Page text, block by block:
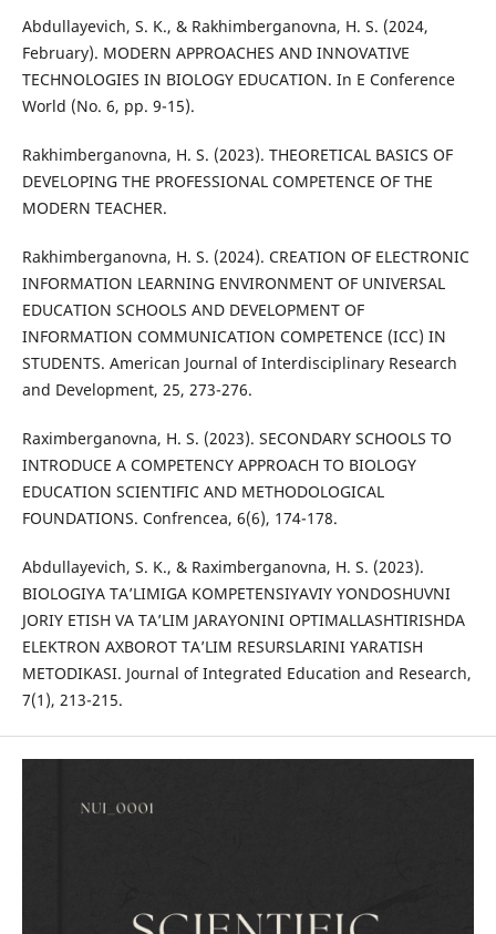
Abdullayevich, S. K., & Rakhimberganovna, H. S. (2024,
February). MODERN APPROACHES AND INNOVATIVE
TECHNOLOGIES IN BIOLOGY EDUCATION. In E Conference
World (No. 6, pp. 9-15).
Rakhimberganovna, H. S. (2023). THEORETICAL BASICS OF
DEVELOPING THE PROFESSIONAL COMPETENCE OF THE
MODERN TEACHER.
Rakhimberganovna, H. S. (2024). CREATION OF ELECTRONIC
INFORMATION LEARNING ENVIRONMENT OF UNIVERSAL
EDUCATION SCHOOLS AND DEVELOPMENT OF
INFORMATION COMMUNICATION COMPETENCE (ICC) IN
STUDENTS. American Journal of Interdisciplinary Research
and Development, 25, 273-276.
Raximberganovna, H. S. (2023). SECONDARY SCHOOLS TO
INTRODUCE A COMPETENCY APPROACH TO BIOLOGY
EDUCATION SCIENTIFIC AND METHODOLOGICAL
FOUNDATIONS. Confrencea, 6(6), 174-178.
Abdullayevich, S. K., & Raximberganovna, H. S. (2023).
BIOLOGIYA TA’LIMIGA KOMPETENSIYAVIY YONDOSHUVNI
JORIY ETISH VA TA’LIM JARAYONINI OPTIMALLASHTIRISHDA
ELEKTRON AXBOROT TA’LIM RESURSLARINI YARATISH
METODIKASI. Journal of Integrated Education and Research,
7(1), 213-215.